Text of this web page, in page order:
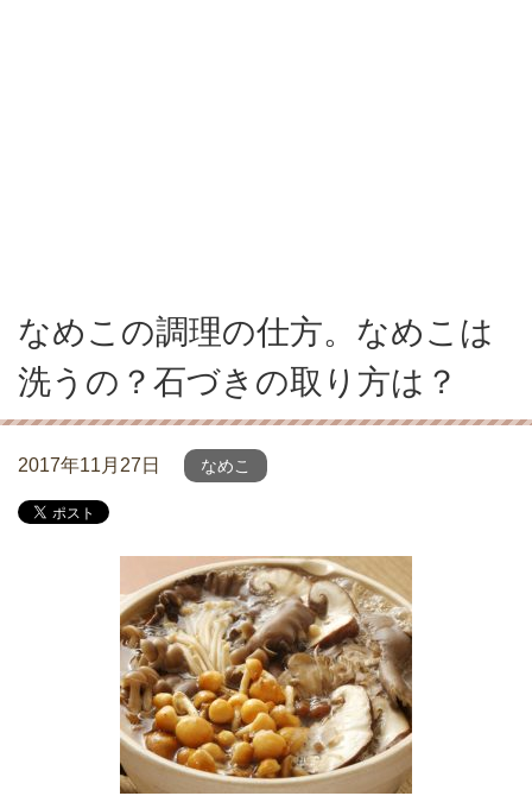
なめこの調理の仕方。なめこは
洗うの？石づきの取り方は？
2017年11月27日 なめこ